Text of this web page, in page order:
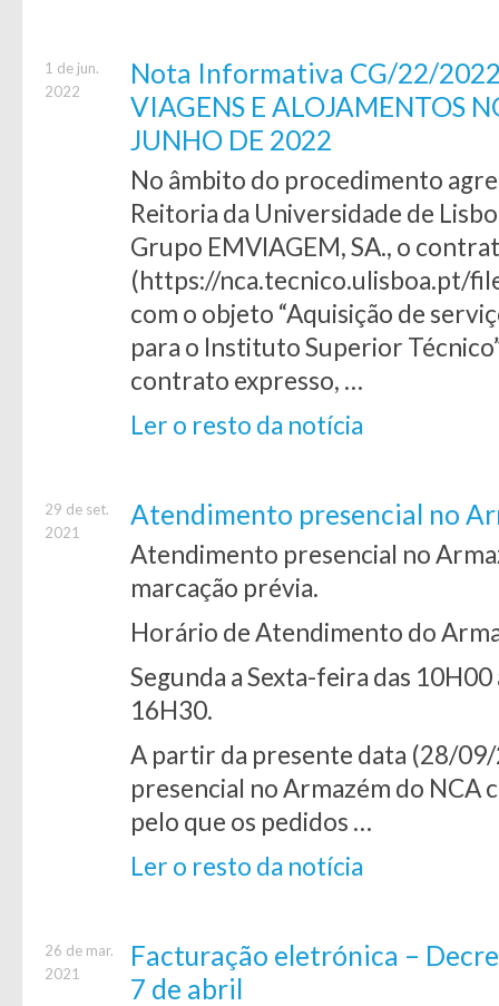
1 de jun.
2022
Nota Informativa CG/22/
VIAGENS E ALOJAMENTOS
JUNHO DE 2022
No âmbito do procedimento
Reitoria da Universidade de
Grupo EMVIAGEM, SA., o
(https://nca.tecnico.ulisboa.pt/
com o objeto “Aquisição de
para o Instituto Superior
contrato expresso, …
Ler o resto da notícia
29 de set.
2021
Atendimento presencial no
Atendimento presencial no
marcação prévia.
Horário de Atendimento do
Segunda a Sexta-feira das
16H30.
A partir da presente data (28/
presencial no Armazém do NCA
pelo que os pedidos …
Ler o resto da notícia
26 de mar.
2021
Facturação eletrónica –
7 de abril